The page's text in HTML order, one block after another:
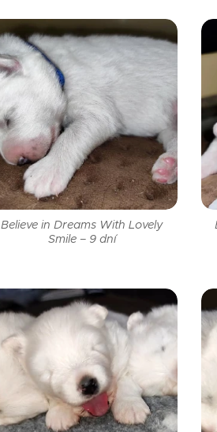
Believe in Dreams With Lovely
Smile – 9 dní